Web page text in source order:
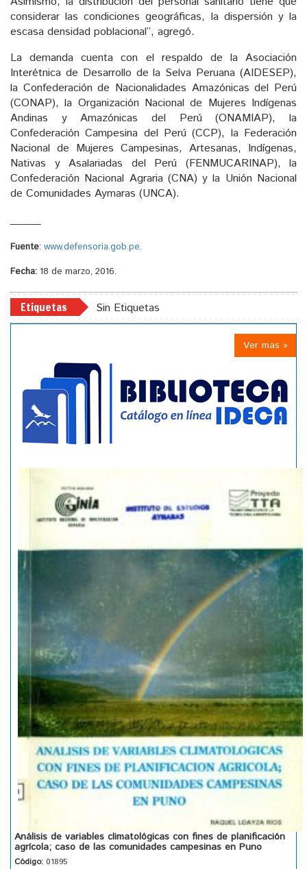
considerar las condiciones geográficas, la dispersión y la
escasa densidad poblacional”, agregó.
La demanda cuenta con el respaldo de la Asociación
Interétnica de Desarrollo de la Selva Peruana (AIDESEP),
la Confederación de Nacionalidades Amazónicas del Perú
(CONAP), la Organización Nacional de Mujeres Indígenas
Andinas y Amazónicas del Perú (ONAMIAP), la
Confederación Campesina del Perú (CCP), la Federación
Nacional de Mujeres Campesinas, Artesanas, Indígenas,
Nativas y Asalariadas del Perú (FENMUCARINAP), la
Confederación Nacional Agraria (CNA) y la Unión Nacional
de Comunidades Aymaras (UNCA).
Fuente: www.defensoria.gob.pe.
Fecha: 18 de marzo, 2016.
Etiquetas Sin Etiquetas
Ver mas »
Análisis de variables climatológicas con fines de planificación
agrícola; caso de las comunidades campesinas en Puno
Código: 01895